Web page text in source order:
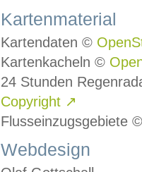
Kartenmaterial
Kartendaten ©
Kartenkacheln ©
24 Stunden
Copyright ↗
Flusseinzugsgebiete
Webdesign